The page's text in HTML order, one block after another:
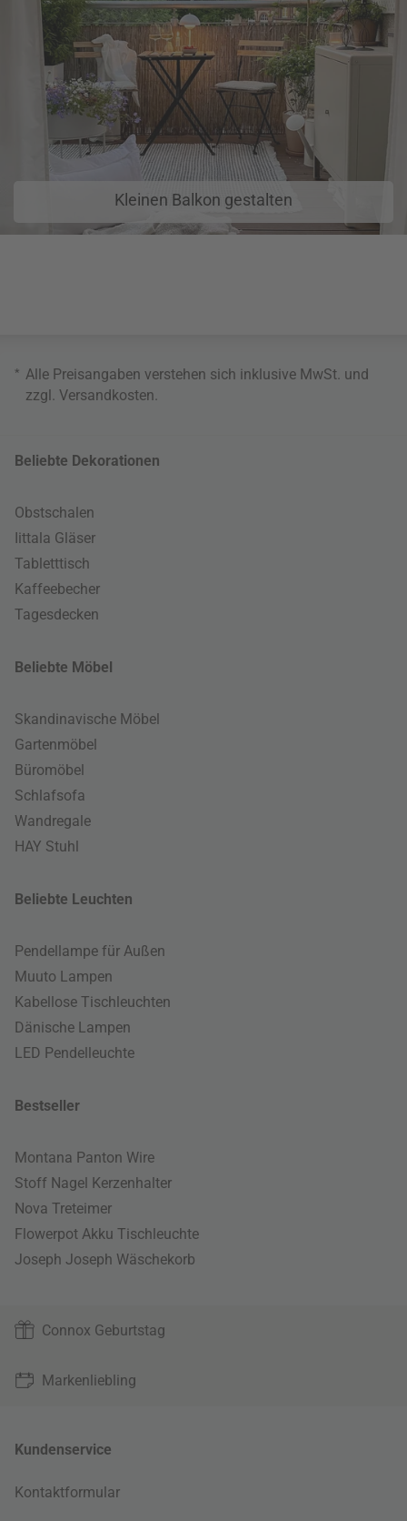
Kleinen Balkon gestalten
* Alle Preisangaben verstehen sich inklusive MwSt. und
zzgl. Versandkosten.
Beliebte Dekorationen
Obstschalen
Iittala Gläser
Tabletttisch
Kaffeebecher
Tagesdecken
Beliebte Möbel
Skandinavische Möbel
Gartenmöbel
Büromöbel
Schlafsofa
Wandregale
HAY Stuhl
Beliebte Leuchten
Pendellampe für Außen
Muuto Lampen
Kabellose Tischleuchten
Dänische Lampen
LED Pendelleuchte
Bestseller
Montana Panton Wire
Stoff Nagel Kerzenhalter
Nova Treteimer
Flowerpot Akku Tischleuchte
Joseph Joseph Wäschekorb
Connox Geburtstag
Markenliebling
Kundenservice
Kontaktformular